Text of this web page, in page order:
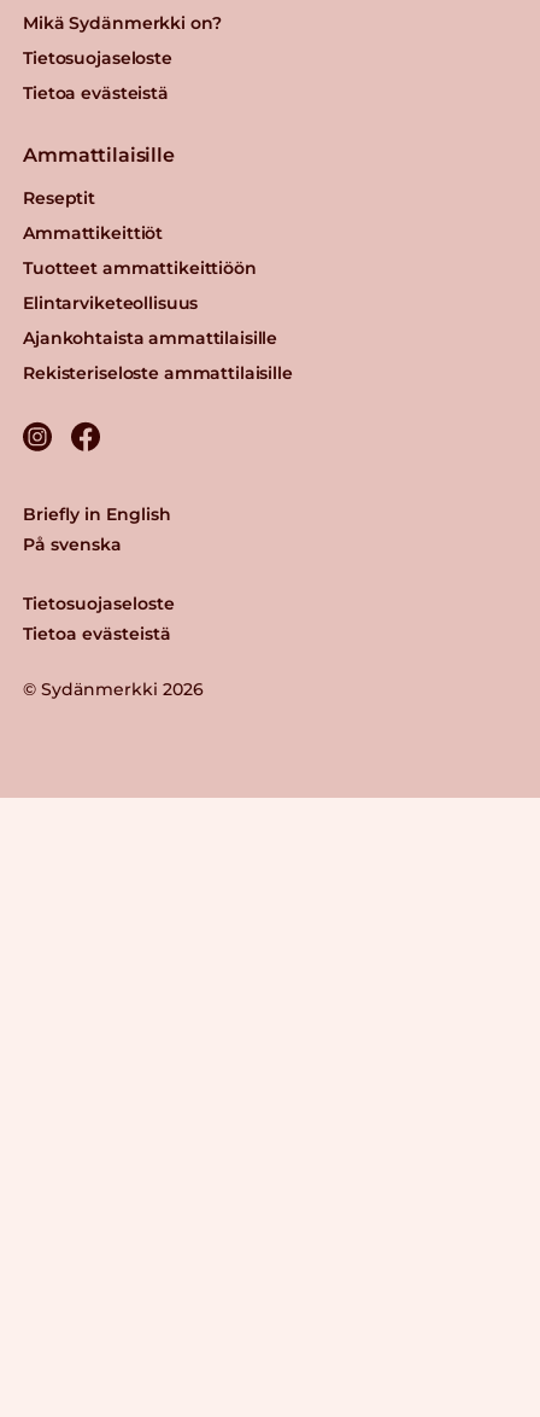
Mikä Sydänmerkki on?
Tietosuojaseloste
Tietoa evästeistä
Ammattilaisille
Reseptit
Ammattikeittiöt
Tuotteet ammattikeittiöön
Elintarviketeollisuus
Ajankohtaista ammattilaisille
Rekisteriseloste ammattilaisille
© Sydänmerkki 2026
Tietosuojaseloste
Tietoa evästeistä
Briefly in English
På svenska